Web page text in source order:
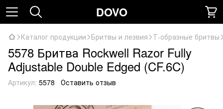
DOVO
Каталог продукции Бритвы и лезвия Т-образные бритвы
5578 Бритва Rockwell Razor Fully
Adjustable Double Edged (CF.6C)
Артикул: 5578 Оставить отзыв